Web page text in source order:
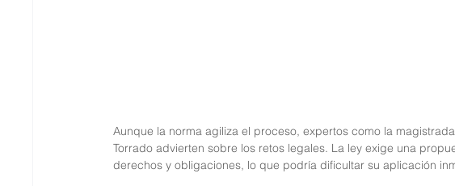
Aunque la norma agiliza el proceso, expertos como la
Torrado advierten sobre los retos legales. La ley exige una
derechos y obligaciones, lo que podría dificultar su aplicación